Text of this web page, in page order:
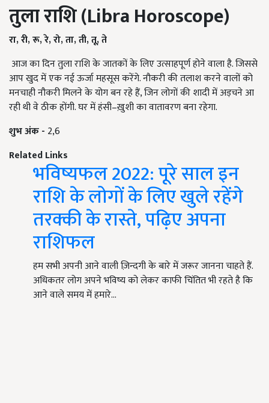
तुला राशि (Libra Horoscope)
रा,री,रू,रे,रो,ता,ती,तू,ते
आज का दिन तुला राशि के जातकों के लिए उत्साहपूर्ण होने वाला है. जिससे
आप खुद में एक नई ऊर्जा महसूस करेंगे. नौकरी की तलाश करने वालों को
मनचाही नौकरी मिलने के योग बन रहे हैं, जिन लोगों की शादी में अड़चने आ
रही थी वे ठीक होंगी. घर में हंसी–ख़ुशी का वातावरण बना रहेगा.
शुभ अंक - 2,6
Related Links
भविष्यफल 2022: पूरे साल इन
राशि के लोगों के लिए खुले रहेंगे
तरक्की के रास्ते, पढ़िए अपना
राशिफल
हम सभी अपनी आने वाली ज़िन्दगी के बारे में जरूर जानना चाहते हैं.
अधिकतर लोग अपने भविष्य को लेकर काफी चिंतित भी रहते है कि
आने वाले समय में हमारे…